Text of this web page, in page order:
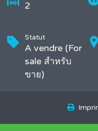
2
Statut
A vendre (For
sale สำหรับ
ขาย)